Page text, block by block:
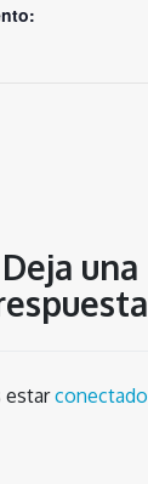
Deja una
estarconectado